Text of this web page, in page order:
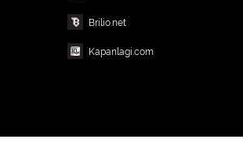
Brilio.net
Kapanlagi.com